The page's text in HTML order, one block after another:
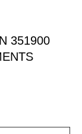
351900